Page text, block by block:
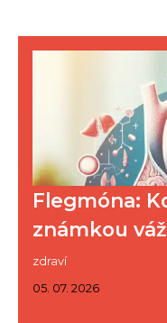
Flegmóna:
známkou
zdraví
05. 07. 2026